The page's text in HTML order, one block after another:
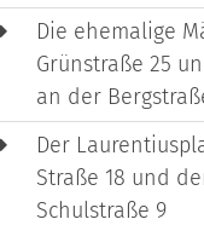
Die ehemalige
Grünstraße 25
an der
Der
Straße 18 und
Schulstraße 9